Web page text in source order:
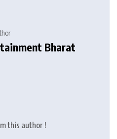
Bharat
this author !